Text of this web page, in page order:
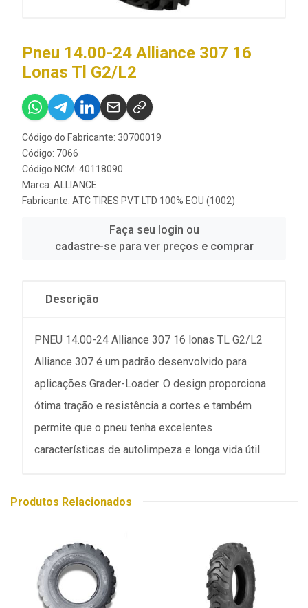
Pneu 14.00-24 Alliance 307 16
Lonas Tl G2/L2
Código do Fabricante: 30700019
Código: 7066
Código NCM: 40118090
Marca: ALLIANCE
Fabricante: ATC TIRES PVT LTD 100% EOU (1002)
Faça seu login ou
cadastre-se para ver preços e comprar
Descrição
PNEU 14.00-24 Alliance 307 16 lonas TL G2/L2
Alliance 307 é um padrão desenvolvido para
aplicações Grader-Loader. O design proporciona
ótima tração e resistência a cortes e também
permite que o pneu tenha excelentes
características de autolimpeza e longa vida útil.
Produtos Relacionados